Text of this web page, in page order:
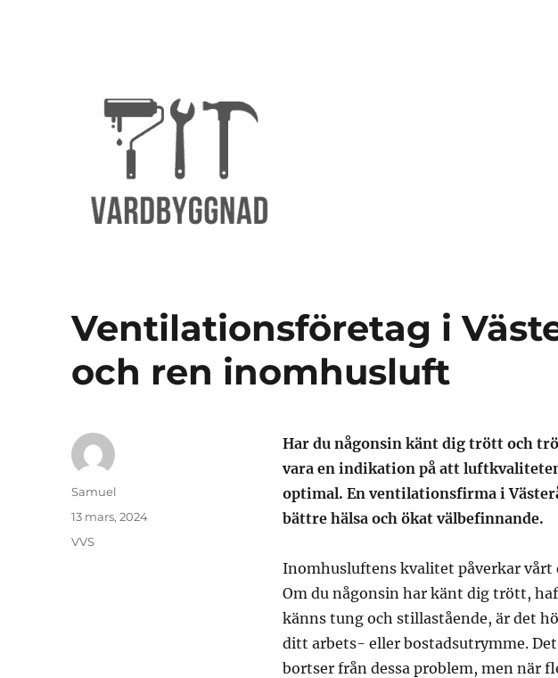
Ventilationsföretag i
och ren inomhusluft
Har du någonsin känt dig trött och
vara en indikation på att
optimal. En ventilationsfirma i
bättre hälsa och ökat välbefinnande.
Inomhusluftens kvalitet påverkar vårt
Om du någonsin har känt dig trött,
känns tung och stillastående, är det
ditt arbets- eller bostadsutrymme.
bortser från dessa problem, men när
Författare
Samuel
Publicerat
13 mars, 2024
Kategorier
VVS